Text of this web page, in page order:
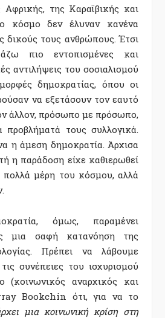
Αφρικής, της Καραϊβικής και
κόσμο δεν έλυναν κανένα
δικούς τους ανθρώπους. Έτσι
πιο εντοπισμένες και
αντιλήψεις του σοσιαλισμού
δημοκρατίας, όπου οι
να εξετάσουν τον εαυτό
άλλον, πρόσωπο με πρόσωπο,
τους συλλογικά.
η άμεση δημοκρατία. Άρχισα
η παράδοση είχε καθιερωθεί
μέρη του κόσμου, αλλά
όμως, παραμένει
μια σαφή κατανόηση της
Πρέπει να λάβουμε
συνέπειες του ισχυρισμού
(κοινωνικός αναρχικός και
Bookchin ότι, για να το
μια κοινωνική κρίση στη